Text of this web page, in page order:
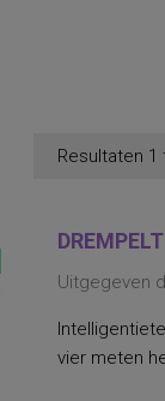
Resultaten 1
Uitgegeven
vier meten